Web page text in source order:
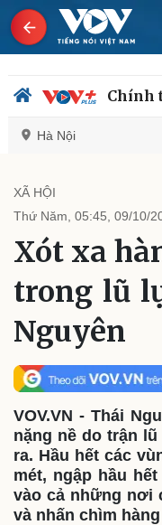
Chính
Hà Nội
Chính trị
Đảng
Tổ chức nhân sự
Quốc hội
Nhận diện sự thật
XÃ HỘI
Thứ Năm, 05:45, 09/10/
Xót xa
trong lũ
Nguyên
VOV.VN - Thái
nặng nề do trận
ra. Hầu hết các
mét, ngập hầu
vào cả những nơi
và nhấn chìm